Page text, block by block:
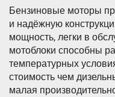
Бензиновые моторы
и надёжную
мощность, легки в
мотоблоки способны
температурных
стоимость чем
малая